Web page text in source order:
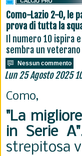
Como-Lazio 2-0, le
prova di tutta la
Il numero 10 ispira
sembra un veterano
Nessun commento
Lun 25 Agosto 2025
Como,
"La
in Serie A"
strepitosa